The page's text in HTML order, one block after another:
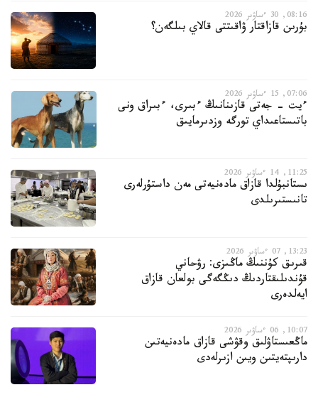
08:16, 30 ءساۋىر 2026
بۇرىن قازاقتار ۋاقىتتى قالاي بىلگەن؟
07:06, 15 ءساۋىر 2026
ءيت - جەتى قازىنانىڭ ءبىرى، ءبىراق ونى
باتىستاعىداي تورگە وزدىرمايىق
11:25, 14 ءساۋىر 2026
ىستانبۇلدا قازاق مادەنيەتى مەن داستۇرلەرى
تانىستىرىلدى
13:23, 07 ءساۋىر 2026
قىرىق كۇننىڭ ماڭىزى: رۋحاني
قۇندىلىقتاردىڭ دىڭگەگى بولعان قازاق
ايەلدەرى
10:07, 06 ءساۋىر 2026
ماڭعىستاۋلىق وقۋشى قازاق مادەنيەتىن
دارىپتەيتىن ويىن ازىرلەدى